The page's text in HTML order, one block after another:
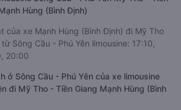
Hùng (Bình Định)
của xe Mạnh Hùng (Bình Định) đi Mỹ Tho
Sông Cầu - Phú Yên limousine: 17:10,
20:00
ở Sông Cầu - Phú Yên của xe limousine
đi Mỹ Tho - Tiền Giang Mạnh Hùng (Bình